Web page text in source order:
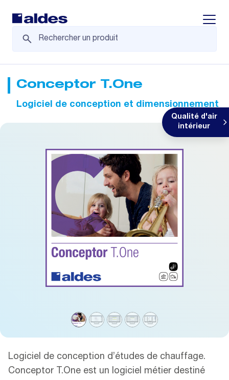
Qualité d'air
intérieur
Conceptor T.One
Logiciel de conception et dimensionnement
Logiciel de conception d’études de chauffage.
Conceptor T.One est un logiciel métier destiné